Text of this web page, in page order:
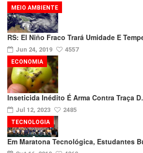
RS: El Niño Fraco Trará Umidade E
Jun 24, 2019 4557
MEIO AMBIENTE
Inseticida Inédito É Arma Contra Traça
Jul 12, 2023 2485
ECONOMIA
Em Maratona Tecnológica, Estudantes
TECNOLOGIA